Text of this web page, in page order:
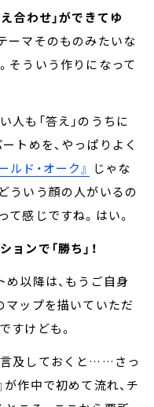
合わせ」ができてゆ
ーマそのものみたいな
そういう作りになって
人も「答え」のうちに
トめを、やっぱりよく
ルド・オーク』 じゃな
ういう顔の人がいるの
感じですね。はい。
ンで「勝ち」！
め以降は、もうご自身
マップを描いていただ
すけども。
言及しておくと……さっ
が作中で初めて流れ、チ